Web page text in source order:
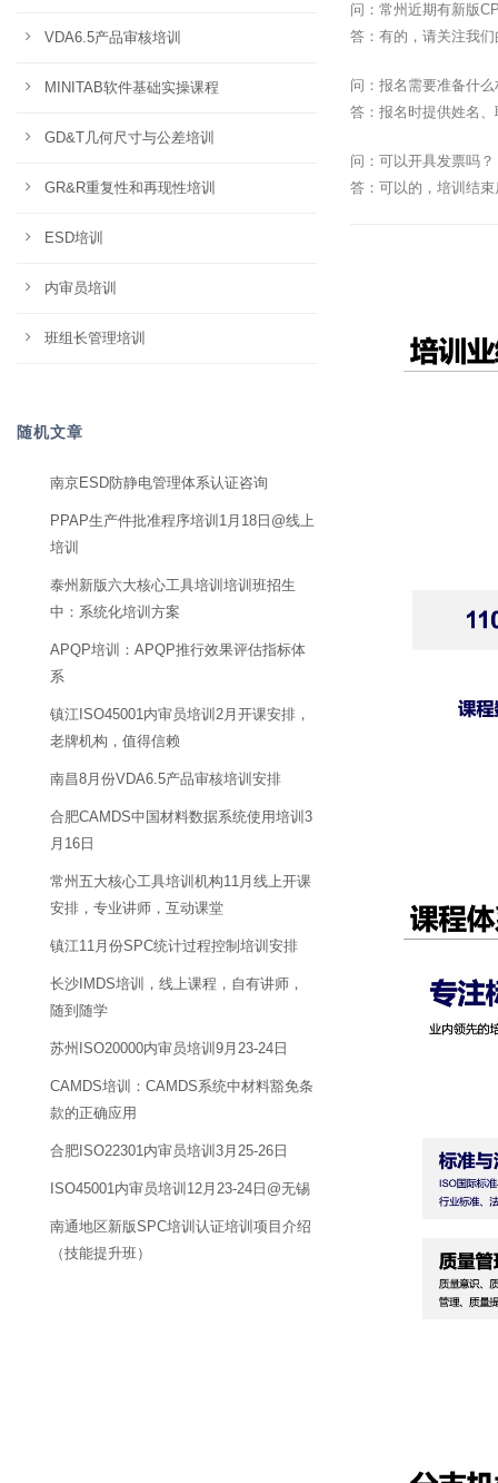
问：常州近期有新版
答：有的，请关注我
问：报名需要准备什
答：报名时提供姓名
问：可以开具发票吗？
答：可以的，培训结
VDA6.5产品审核培训
MINITAB软件基础实操课程
GD&T几何尺寸与公差培训
GR&R重复性和再现性培训
ESD培训
内审员培训
班组长管理培训
随机文章
南京ESD防静电管理体系认证咨询
PPAP生产件批准程序培训1月18日@线上
培训
泰州新版六大核心工具培训培训班招生
中：系统化培训方案
APQP培训：APQP推行效果评估指标体
系
镇江ISO45001内审员培训2月开课安排，
老牌机构，值得信赖
南昌8月份VDA6.5产品审核培训安排
合肥CAMDS中国材料数据系统使用培训3
月16日
常州五大核心工具培训机构11月线上开课
安排，专业讲师，互动课堂
镇江11月份SPC统计过程控制培训安排
长沙IMDS培训，线上课程，自有讲师，
随到随学
苏州ISO20000内审员培训9月23-24日
CAMDS培训：CAMDS系统中材料豁免条
款的正确应用
合肥ISO22301内审员培训3月25-26日
ISO45001内审员培训12月23-24日@无锡
南通地区新版SPC培训认证培训项目介绍
（技能提升班）